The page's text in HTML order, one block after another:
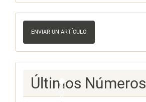
Enviar
un
artículo
ENVIAR UN ARTÍCULO
Ultimos
Numeros
Últimos Números